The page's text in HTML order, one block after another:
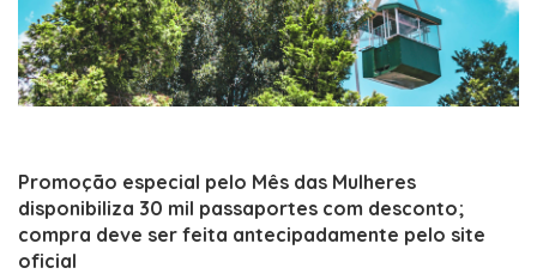
Promoção especial pelo Mês das Mulheres
disponibiliza 30 mil passaportes com desconto;
compra deve ser feita antecipadamente pelo site
oficial